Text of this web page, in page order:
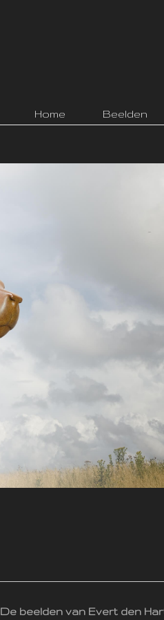
Home Beelden
De beelden van Evert den